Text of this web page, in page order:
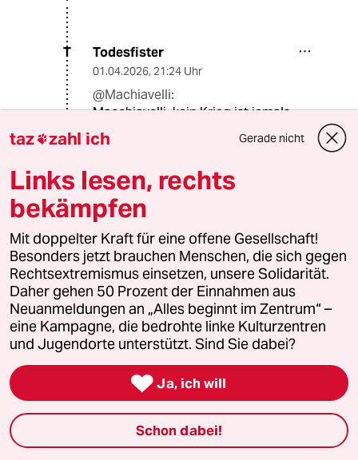
T Todesfister
01.04.2026, 21:24 Uhr
@Machiavelli:
Macchiavelli, kein Krieg ist jemals
legal
Trotzdem sollte man sich auch im
Rüstungsindustrie in bewohnten
Wohnblöcken ist definitiv
Kriegsverbrechen durch menschliche
schutzschilde
Bin offen für eine Erklärung wieso ich
falsch liege, aber der teil ist
eigentlich deutlich geregelt
P PeterArt
31.03.2026,12:30 Uhr
Wahrscheinlich wären große Teile der
Milliarden aus dem großen Sondervermögen
für Verteidigung besser und effizienter bei
ukrainischen Heimwerker:innen investiert.
taz zahl ich Gerade nicht
Links lesen, rechts
bekämpfen
Mit doppelter Kraft für eine offene Gesellschaft!
Besonders jetzt brauchen Menschen, die sich gegen
Rechtsextremismus einsetzen, unsere Solidarität.
Daher gehen 50 Prozent der Einnahmen aus
Neuanmeldungen an „Alles beginnt im Zentrum“ –
eine Kampagne, die bedrohte linke Kulturzentren
und Jugendorte unterstützt. Sind Sie dabei?
 Ja, ich will
Schon dabei!